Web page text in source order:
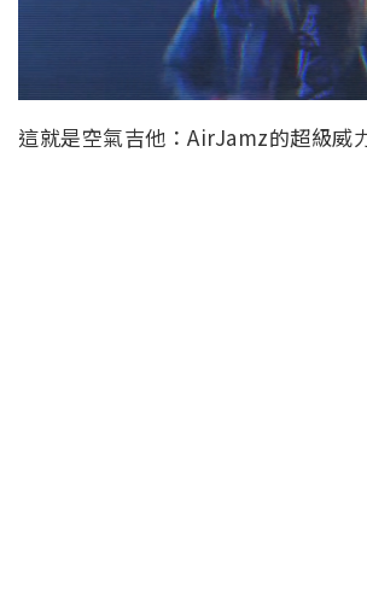
這就是空氣吉他：AirJamz的超級威